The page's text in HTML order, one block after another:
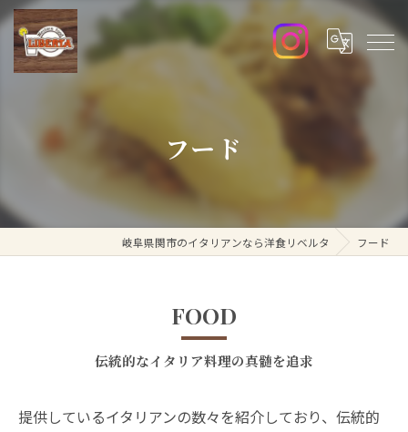
フード
岐阜県関市のイタリアンなら洋食リベルタ フード
伝統的なイタリア料理の真髄を追求
FOOD
提供しているイタリアンの数々を紹介しており、伝統的